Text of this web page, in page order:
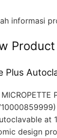
informasi
Product
Plus
at
design